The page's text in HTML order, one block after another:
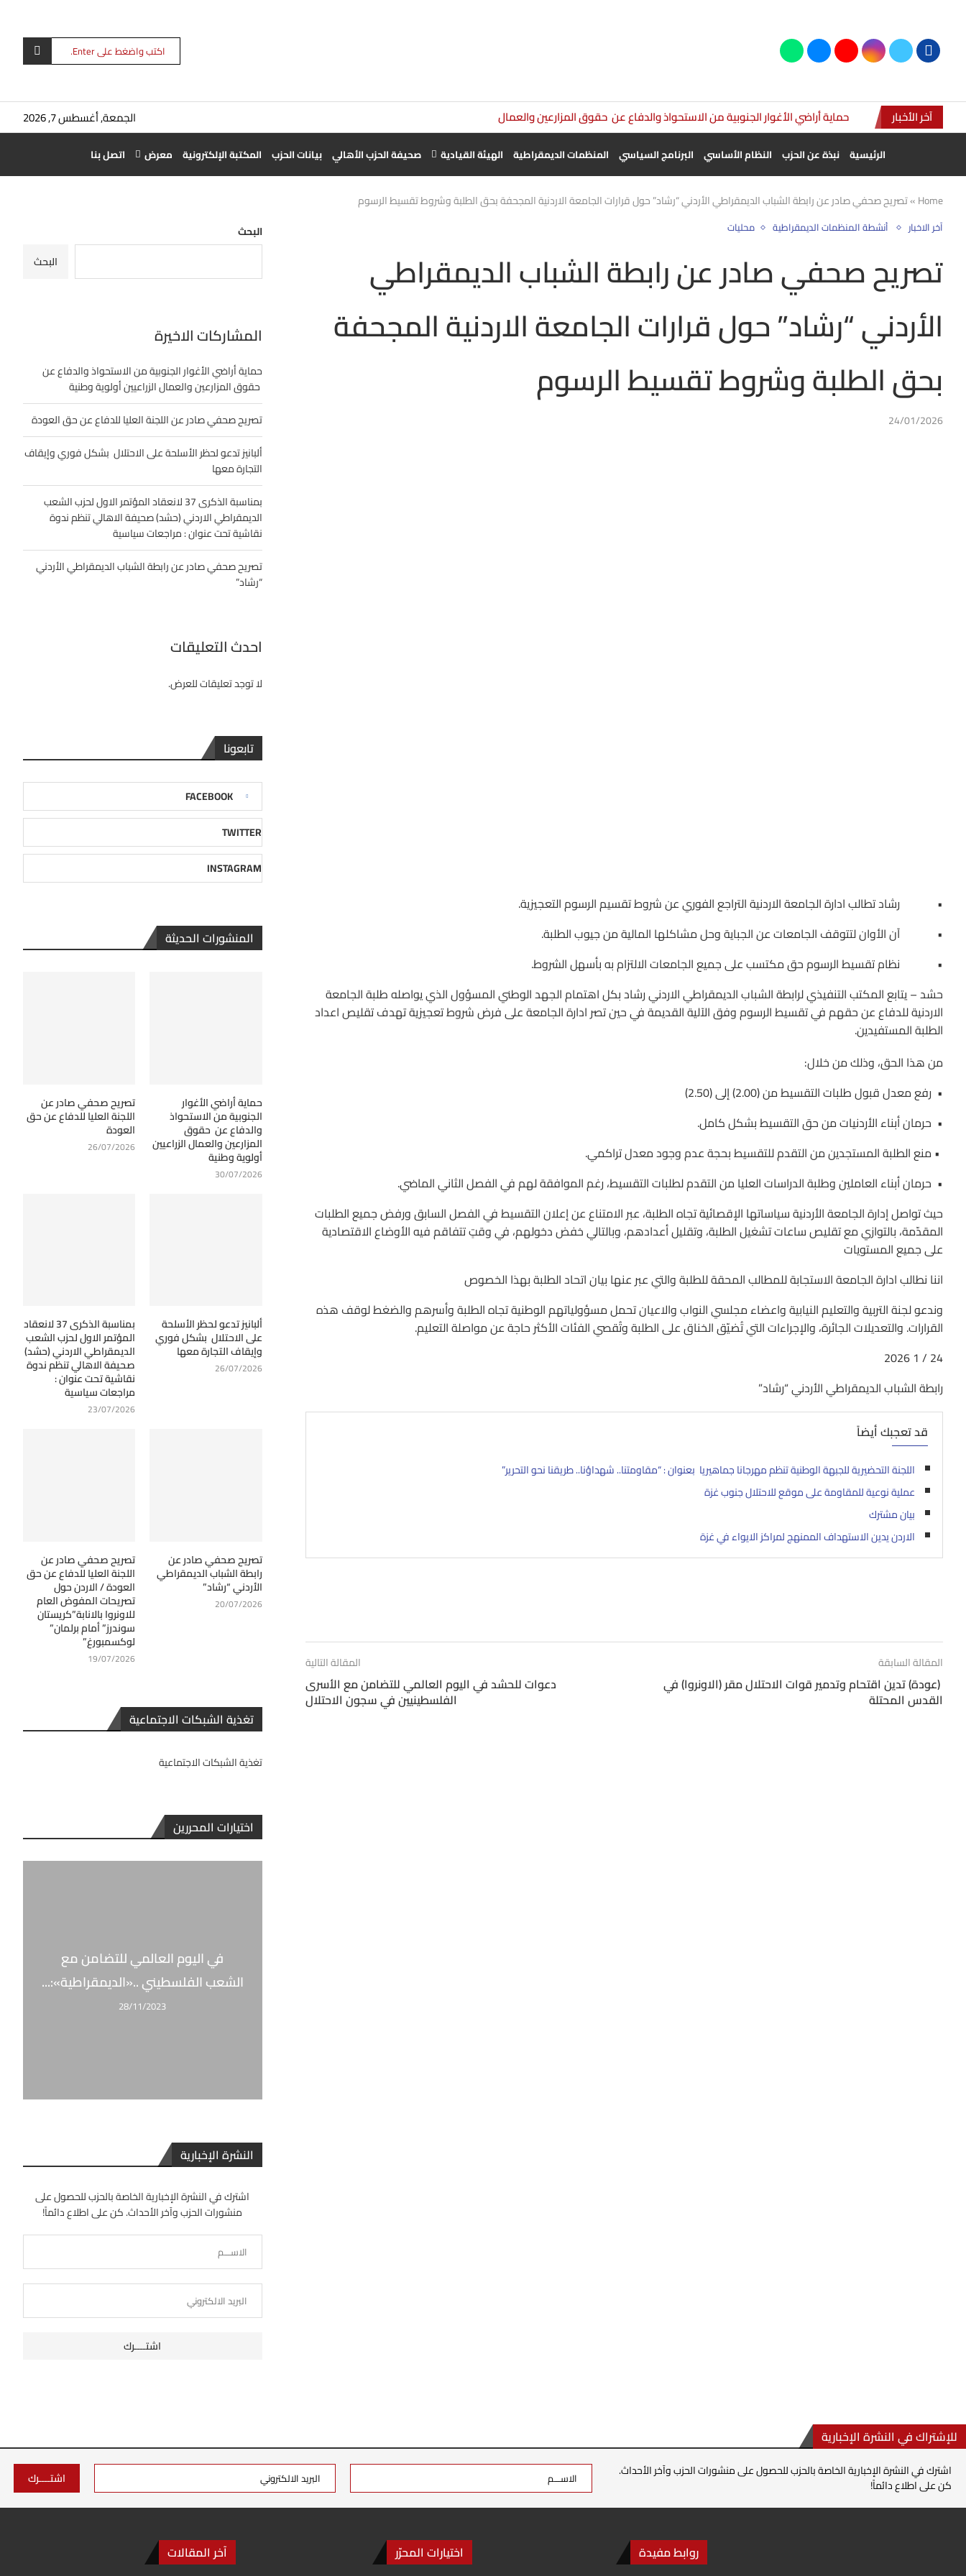
آخر الأخبار حماية أراضي الأغوار الجنوبية من الاستحواذ والدفاع عن حقوق المزارعين والعمال الزراعيين أولوية وطنية الجمعة, أغسطس 7, 2026
الرئيسية نبذة عن الحزب النظام الأساسي البرنامج السياسي المنظمات الديمقراطية الهيئة القيادية صحيفة الحزب الأهالي بيانات الحزب المكتبة الإلكترونية معرض اتصل بنا
Home
»تصريح صحفي صادر عن رابطة الشباب الديمقراطي الأردني “رشاد” حول قرارات الجامعة الاردنية المجحفة بحق الطلبة وشروط تقسيط الرسوم
آخر الاخبار أنشطة المنظمات الديمقراطية محليات
تصريح صحفي صادر عن رابطة الشباب الديمقراطي
الأردني “رشاد” حول قرارات الجامعة الاردنية المجحفة
بحق الطلبة وشروط تقسيط الرسوم
24/01/2026
• رشاد تطالب ادارة الجامعة الاردنية التراجع الفوري عن شروط تقسيم الرسوم التعجيزية.
• آن الأوان لتتوقف الجامعات عن الجباية وحل مشاكلها المالية من جيوب الطلبة.
• نظام تقسيط الرسوم حق مكتسب على جميع الجامعات الالتزام به بأسهل الشروط.
حشد – يتابع المكتب التنفيذي لرابطة الشباب الديمقراطي الاردني رشاد بكل اهتمام الجهد الوطني المسؤول الذي يواصله طلبة الجامعة
الاردنية للدفاع عن حقهم في تقسيط الرسوم وفق الآلية القديمة في حين تصر ادارة الجامعة على فرض شروط تعجيزية تهدف تقليص اعداد
الطلبة المستفيدين.
من هذا الحق، وذلك من خلال:
• رفع معدل قبول طلبات التقسيط من (2.00) إلى (2.50)
• حرمان أبناء الأردنيات من حق التقسيط بشكل كامل.
• منع الطلبة المستجدين من التقدم للتقسيط بحجة عدم وجود معدل تراكمي.
• حرمان أبناء العاملين وطلبة الدراسات العليا من التقدم لطلبات التقسيط، رغم الموافقة لهم في الفصل الثاني الماضي.
حيث تواصل إدارة الجامعة الأردنية سياساتها الإقصائية تجاه الطلبة، عبر الامتناع عن إعلان التقسيط في الفصل السابق ورفض جميع الطلبات
المقدّمة، بالتوازي مع تقليص ساعات تشغيل الطلبة، وتقليل أعدادهم، وبالتالي خفض دخولهم، في وقتٍ تتفاقم فيه الأوضاع الاقتصادية
على جميع المستويات
اننا نطالب ادارة الجامعة الاستجابة للمطالب المحقة للطلبة والتي عبر عنها بيان اتحاد الطلبة بهذا الخصوص
وندعو لجنة التربية والتعليم النيابية واعضاء مجلسي النواب والاعيان تحمل مسؤولياتهم الوطنية تجاه الطلبة وأسرهم والضغط لوقف هذه
القرارات. والتعديلات الجائرة، والإجراءات التي تُضيّق الخناق على الطلبة وتُقصي الفئات الأكثر حاجة عن مواصلة التعليم.
24 / 1 2026
رابطة الشباب الديمقراطي الأردني “رشاد”
قد تعجبك أيضاً
اللجنة التحضيرية للجبهة الوطنية تنظم مهرجانا جماهيريا بعنوان : “مقاومتنا.. شهداؤنا.. طريقنا نحو التحرير”
عملية نوعية للمقاومة على موقع للاحتلال جنوب غزة
بيان مشترك
الاردن يدين الاستهداف الممنهج لمراكز الايواء في غزة
المقالة السابقة
(عودة) تدين اقتحام وتدمير قوات الاحتلال مقر (الاونروا) في
القدس المحتلة
المقالة التالية
دعوات للحشد في اليوم العالمي للتضامن مع الأسرى
الفلسطينيين في سجون الاحتلال
البحث
البحث
المشاركات الاخيرة
حماية أراضي الأغوار الجنوبية من الاستحواذ والدفاع عن
حقوق المزارعين والعمال الزراعيين أولوية وطنية
تصريح صحفي صادر عن اللجنة العليا للدفاع عن حق العودة
ألبانيز تدعو لحظر الأسلحة على الاحتلال بشكل فوري وإيقاف
التجارة معها
بمناسبة الذكرى 37 لانعقاد المؤتمر الاول لحزب الشعب
الديمقراطي الاردني (حشد) صحيفة الاهالي تنظم ندوة
نقاشية تحت عنوان : مراجعات سياسية
تصريح صحفي صادر عن رابطة الشباب الديمقراطي الأردني
“رشاد”
احدث التعليقات
لا توجد تعليقات للعرض.
تابعونا
FACEBOOK
TWITTER
INSTAGRAM
المنشورات الحديثة
حماية أراضي الأغوار
الجنوبية من الاستحواذ
والدفاع عن حقوق
المزارعين والعمال الزراعيين
أولوية وطنية
30/07/2026
تصريح صحفي صادر عن
اللجنة العليا للدفاع عن حق
العودة
26/07/2026
ألبانيز تدعو لحظر الأسلحة
على الاحتلال بشكل فوري
وإيقاف التجارة معها
26/07/2026
بمناسبة الذكرى 37 لانعقاد
المؤتمر الاول لحزب الشعب
الديمقراطي الاردني (حشد)
صحيفة الاهالي تنظم ندوة
نقاشية تحت عنوان :
مراجعات سياسية
23/07/2026
تصريح صحفي صادر عن
رابطة الشباب الديمقراطي
الأردني “رشاد”
20/07/2026
تصريح صحفي صادر عن
اللجنة العليا للدفاع عن حق
العودة / الاردن حول
تصريحات المفوض العام
للاونروا بالانابة”كريستان
سوندرز” أمام برلمان”
لوكسمبورغ”
19/07/2026
تغذية الشبكات الاجتماعية
تغذية الشبكات الاجتماعية
اختيارات المحررين
في اليوم العالمي للتضامن مع
الشعب الفلسطيني ..«الديمقراطية»:...
28/11/2023
النشرة الإخبارية
اشترك في النشرة الإخبارية الخاصة بالحزب للحصول على
منشورات الحزب وآخر الأحداث. كن على اطلاع دائماً!
للإشتراك في النشرة الإخبارية
اشترك في النشرة الإخبارية الخاصة بالحزب للحصول على منشورات الحزب وآخر الأحداث.
كن على اطلاع دائماً!
روابط مفيدة اختيارات المحرّر آخر المقالات